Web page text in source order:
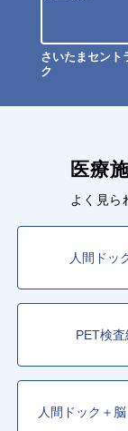
さいたまセント
ク
医療
よく見ら
人間ドッ
PET検査
人間ドック＋